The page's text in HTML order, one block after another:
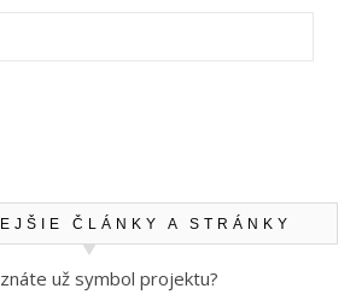
ČLÁNKY A STRÁNKY
už symbol projektu?